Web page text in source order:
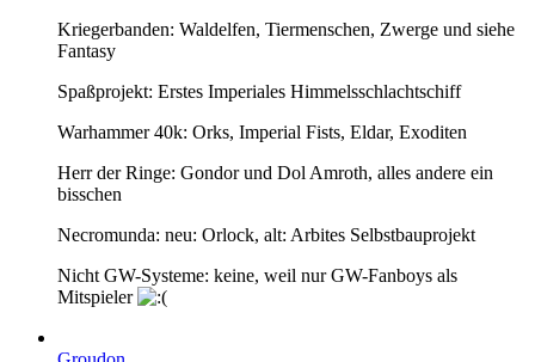
Kriegerbanden: Waldelfen, Tiermenschen, Zwerge und siehe
Fantasy
Spaßprojekt: Erstes Imperiales Himmelsschlachtschiff
Warhammer 40k: Orks, Imperial Fists, Eldar, Exoditen
Herr der Ringe: Gondor und Dol Amroth, alles andere ein
bisschen
Necromunda: neu: Orlock, alt: Arbites Selbstbauprojekt
Nicht GW-Systeme: keine, weil nur GW-Fanboys als
Mitspieler